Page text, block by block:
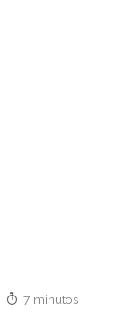
7 minutos